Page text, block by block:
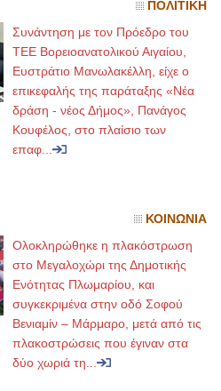
ΠΟΛΙΤΙΚΗ
Συνάντηση με τον Πρόεδρο του
ΤΕΕ Βορειοανατολικού Αιγαίου,
Ευστράτιο Μανωλακέλλη, είχε ο
επικεφαλής της παράταξης «Νέα
δράση - νέος Δήμος», Πανάγος
Κουφέλος, στο πλαίσιο των
επαφ...
ΚΟΙΝΩΝΙΑ
Ολοκληρώθηκε η πλακόστρωση
στο Μεγαλοχώρι της Δημοτικής
Ενότητας Πλωμαρίου, και
συγκεκριμένα στην οδό Σοφού
Βενιαμίν – Μάρμαρο, μετά από τις
πλακοστρώσεις που έγιναν στα
δύο χωριά τη...